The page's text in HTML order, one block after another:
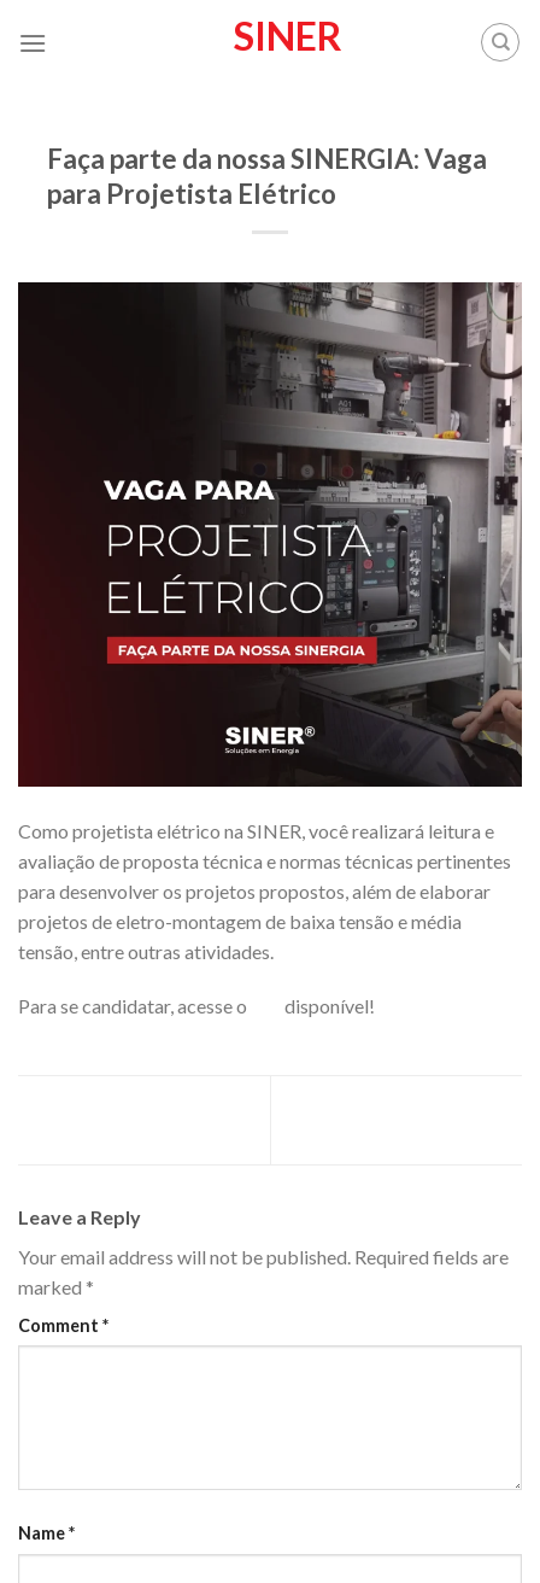
SINER
Faça parte da nossa SINERGIA: Vaga
para Projetista Elétrico
Como projetista elétrico na SINER, você realizará leitura e
avaliação de proposta técnica e normas técnicas pertinentes
para desenvolver os projetos propostos, além de elaborar
projetos de eletro-montagem de baixa tensão e média
tensão, entre outras atividades.
Para se candidatar, acesse o disponível!
Leave a Reply
Your email address will not be published. Required fields are
marked *
Comment *
Name*